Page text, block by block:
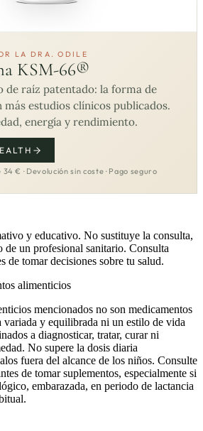
LA DRA. ODILE
KSM-66®
de raíz patentado: la forma de
más estudios clínicos publicados.
energía y rendimiento.
€ · Devolución sin coste · Pago seguro
y educativo. No sustituye la consulta,
de un profesional sanitario. Consulta
de tomar decisiones sobre tu salud.
alimenticios
mencionados no son medicamentos
variada y equilibrada ni un estilo de vida
a diagnosticar, tratar, curar ni
No supere la dosis diaria
fuera del alcance de los niños. Consulte
de tomar suplementos, especialmente si
embarazada, en periodo de lactancia